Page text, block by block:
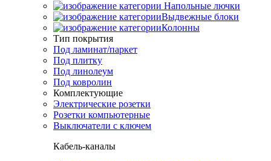
Напольные лючки
Выдвежные блоки
Колонны
Тип покрытия
Под ламинат/паркет
Под плитку
Под линолеум
Под ковролин
Комплектующие
Электрические розетки
Розетки компьютерные
Выключатели с ключем
Кабель-каналы